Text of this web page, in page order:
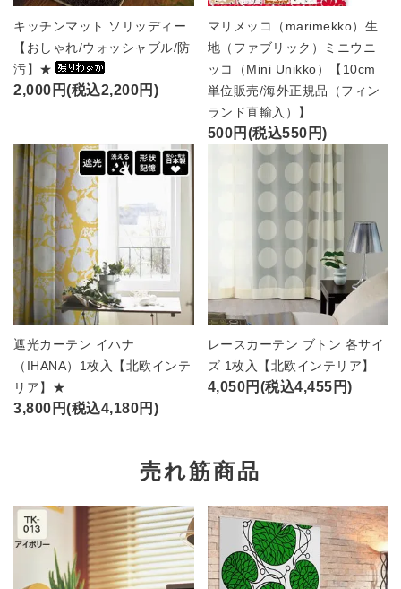
キッチンマット ソリッディー
【おしゃれ/ウォッシャブル/防
汚】★
2,000円(税込2,200円)
マリメッコ（marimekko）生
地（ファブリック）ミニウニ
ッコ（Mini Unikko）【10cm
単位販売/海外正規品（フィン
ランド直輸入）】
500円(税込550円)
遮光カーテン イハナ
（IHANA）1枚入【北欧インテ
リア】★
3,800円(税込4,180円)
レースカーテン ブトン 各サイ
ズ 1枚入【北欧インテリア】
4,050円(税込4,455円)
売れ筋商品